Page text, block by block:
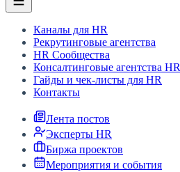
Каналы для HR
Рекрутинговые агентства
HR Сообщества
Консалтинговые агентства HR
Гайды и чек-листы для HR
Контакты
Лента постов
Эксперты HR
Биржа проектов
Мероприятия и события